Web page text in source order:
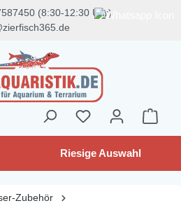
(8:30-12:30 Uhr)
Riesige Auswahl
Zubehör